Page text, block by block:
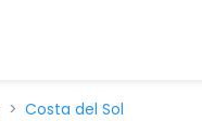
Costa del Sol